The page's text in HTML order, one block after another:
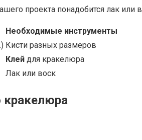
проекта понадобится лак или
Необходимые инструменты
Кисти разных размеров
Клей для кракелюра
Лак или воск
кракелюра